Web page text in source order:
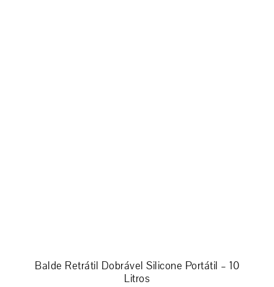
Balde Retrátil Dobrável Silicone Portátil – 10
Litros